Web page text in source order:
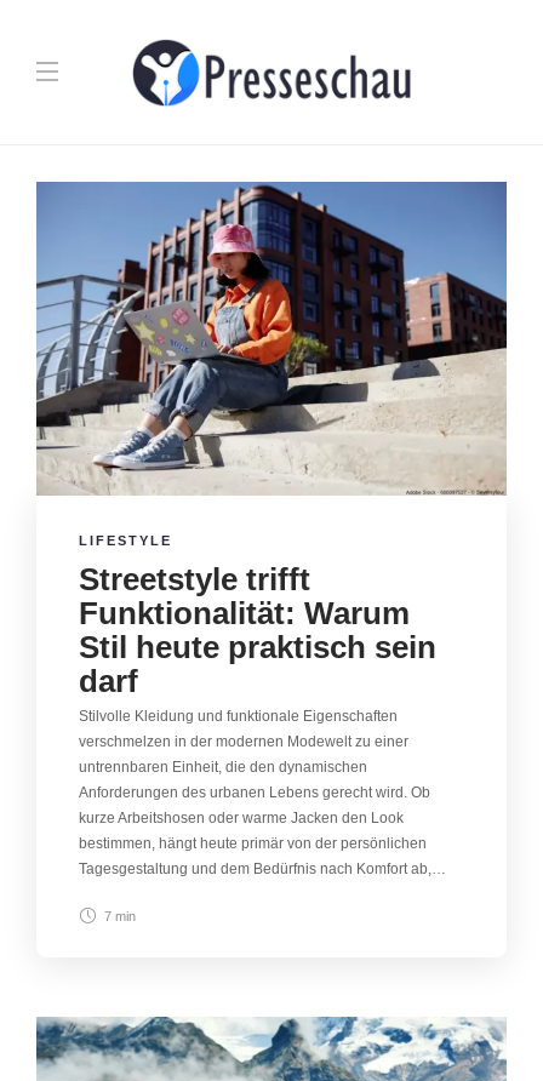
LIFESTYLE
Streetstyle trifft
Funktionalität: Warum
Stil heute praktisch sein
darf
Stilvolle Kleidung und funktionale Eigenschaften
verschmelzen in der modernen Modewelt zu einer
untrennbaren Einheit, die den dynamischen
Anforderungen des urbanen Lebens gerecht wird. Ob
kurze Arbeitshosen oder warme Jacken den Look
bestimmen, hängt heute primär von der persönlichen
Tagesgestaltung und dem Bedürfnis nach Komfort ab,…
7 min